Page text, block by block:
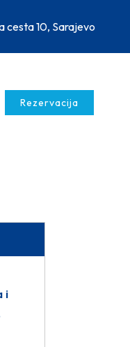
cesta 10, Sarajevo
Rezervacija
i